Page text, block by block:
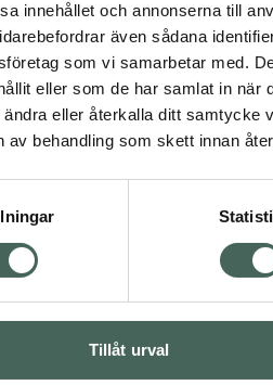
innehållet och annonserna till
även sådana
som vi samarbetar med.
eller som de har samlat in
eller återkalla ditt samtycke
behandling som skett innan
Tillåt urval
Visa
Visa